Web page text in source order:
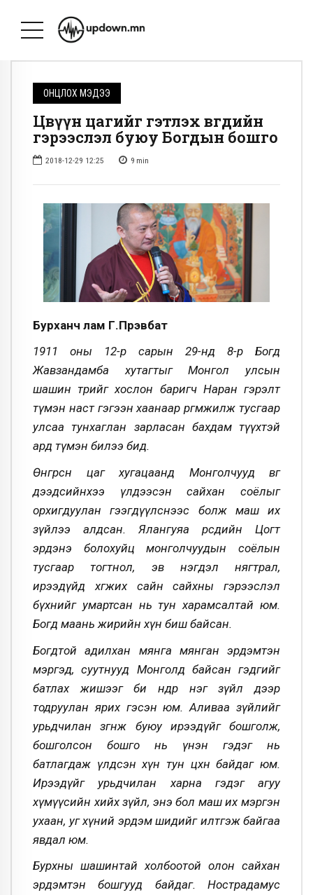
ОНЦЛОХ МЭДЭЭ
Цөвүүн цагийг гэтлэх өвгөдийн
гэрээслэл буюу Богдын бошго
2018-12-29 12:25 9 min
Бурханч лам Г.Пүрэвбат
1911 оны 12-р сарын 29-нд 8-р Богд
Жавзандамба хутагтыг Монгол улсын
шашин төрийг хослон баригч Наран гэрэлт
түмэн наст гэгээн хаанаар өргөмжилж тусгаар
улсаа тунхаглан зарласан бахдам түүхтэй
ард түмэн билээ бид.
Өнгөрсөн цаг хугацаанд Монголчууд өвөг
дээдсийнхээ үлдээсэн сайхан соёлыг
орхигдуулан гээгдүүлснээс болж маш их
зүйлээ алдсан. Ялангуяа өөрсдийн Цогт
эрдэнэ болохуйц монголчуудын соёлын
тусгаар тогтнол, эв нэгдэл нягтрал,
ирээдүйд хөгжих сайн сайхны гэрээслэл
бүхнийг умартсан нь тун харамсалтай юм.
Богд маань жирийн хүн биш байсан.
Богдтой адилхан мянга мянган эрдэмтэн
мэргэд, суутнууд Монголд байсан гэдгийг
батлах жишээг би өнөөдөр нэг зүйл дээр
тодруулан ярих гэсэн юм. Аливаа зүйлийг
урьдчилан зөгнөж буюу ирээдүйг бошголж,
бошголсон бошго нь үнэн гэдэг нь
батлагдаж үлдсэн хүн тун цөөхөн байдаг юм.
Ирээдүйг урьдчилан харна гэдэг агуу
хүмүүсийн хийх зүйл, энэ бол маш их мэргэн
ухаан, уг хүний эрдэм шидийг илтгэж байгаа
явдал юм.
Бурхны шашинтай холбоотой олон сайхан
эрдэмтэн бошгууд байдаг. Нострадамус